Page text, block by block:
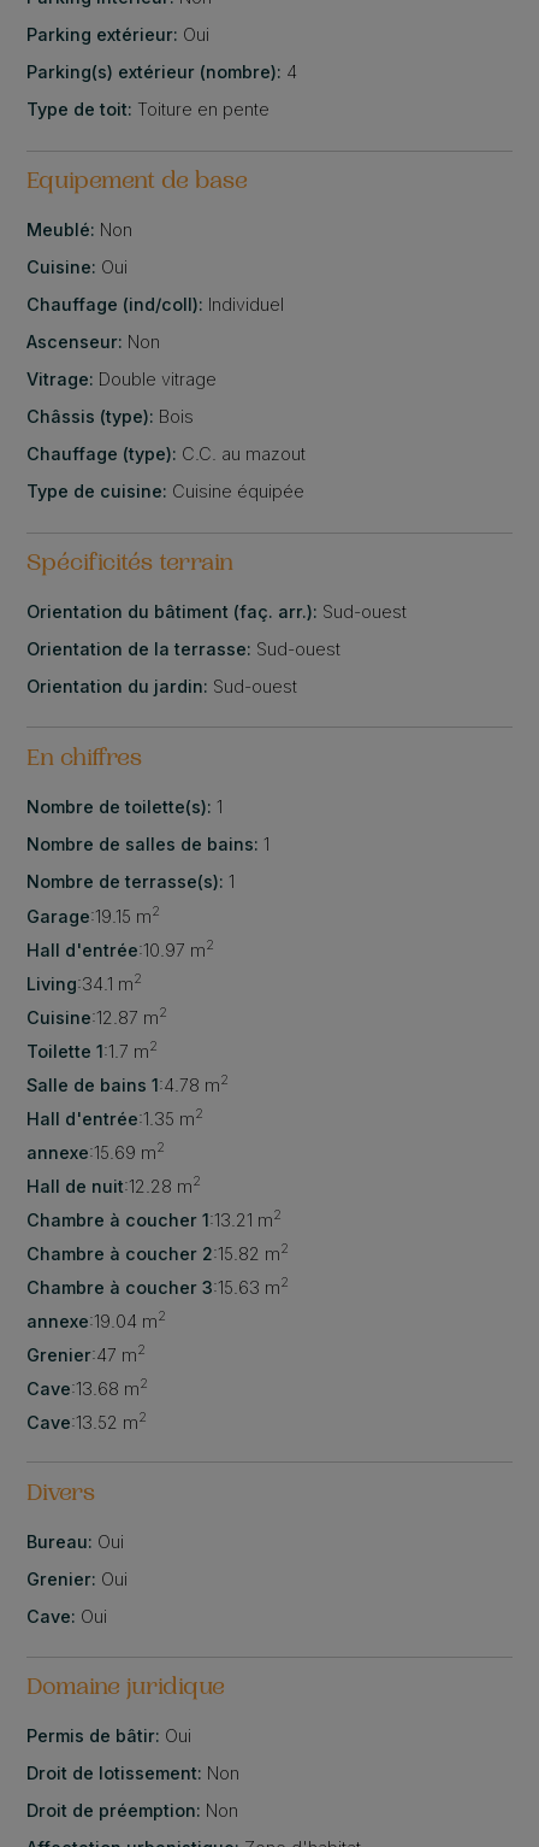
Parking extérieur: Oui
Parking(s) extérieur (nombre): 4
Type de toit: Toiture en pente
Equipement de base
Meublé: Non
Cuisine: Oui
Chauffage (ind/coll): Individuel
Ascenseur: Non
Vitrage: Double vitrage
Châssis (type): Bois
Chauffage (type): C.C. au mazout
Type de cuisine: Cuisine équipée
Spécificités terrain
Orientation du bâtiment (faç. arr.): Sud-ouest
Orientation de la terrasse: Sud-ouest
Orientation du jardin: Sud-ouest
En chiffres
Nombre de toilette(s): 1
Nombre de salles de bains: 1
Nombre de terrasse(s): 1
Garage:19.15 m2
Hall d'entrée:10.97 m2
Living:34.1 m2
Cuisine:12.87 m2
Toilette 1:1.7 m2
Salle de bains 1:4.78 m2
Hall d'entrée:1.35 m2
annexe:15.69 m2
Hall de nuit:12.28 m2
Chambre à coucher 1:13.21 m2
Chambre à coucher 2:15.82 m2
Chambre à coucher 3:15.63 m2
annexe:19.04 m2
Grenier:47 m2
Cave:13.68 m2
Cave:13.52 m2
Divers
Bureau: Oui
Grenier: Oui
Cave: Oui
Domaine juridique
Permis de bâtir: Oui
Droit de lotissement: Non
Droit de préemption: Non